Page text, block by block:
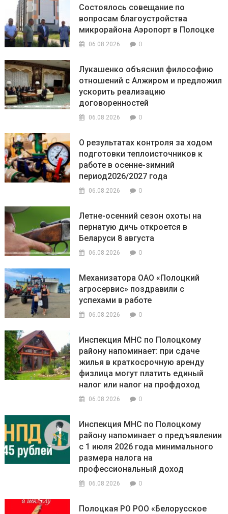
Состоялось совещание по
вопросам благоустройства
микрорайона Аэропорт в Полоцке
06.08.2026 0
Лукашенко объяснил философию
отношений с Алжиром и предложил
ускорить реализацию
договоренностей
06.08.2026 0
О результатах контроля за ходом
подготовки теплоисточников к
работе в осенне-зимний
период2026/2027 года
06.08.2026 0
Летне-осенний сезон охоты на
пернатую дичь откроется в
Беларуси 8 августа
06.08.2026 0
Механизатора ОАО «Полоцкий
агросервис» поздравили с
успехами в работе
06.08.2026 0
Инспекция МНС по Полоцкому
району напоминает: при сдаче
жилья в краткосрочную аренду
физлица могут платить единый
налог или налог на профдоход
06.08.2026 0
Инспекция МНС по Полоцкому
району напоминает о предъявлении
с 1 июля 2026 года минимального
размера налога на
профессиональный доход
06.08.2026 0
Полоцкая РО РОО «Белорусское